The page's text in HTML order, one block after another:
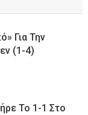
Για Την
(1-4)
Το 1-1 Στο